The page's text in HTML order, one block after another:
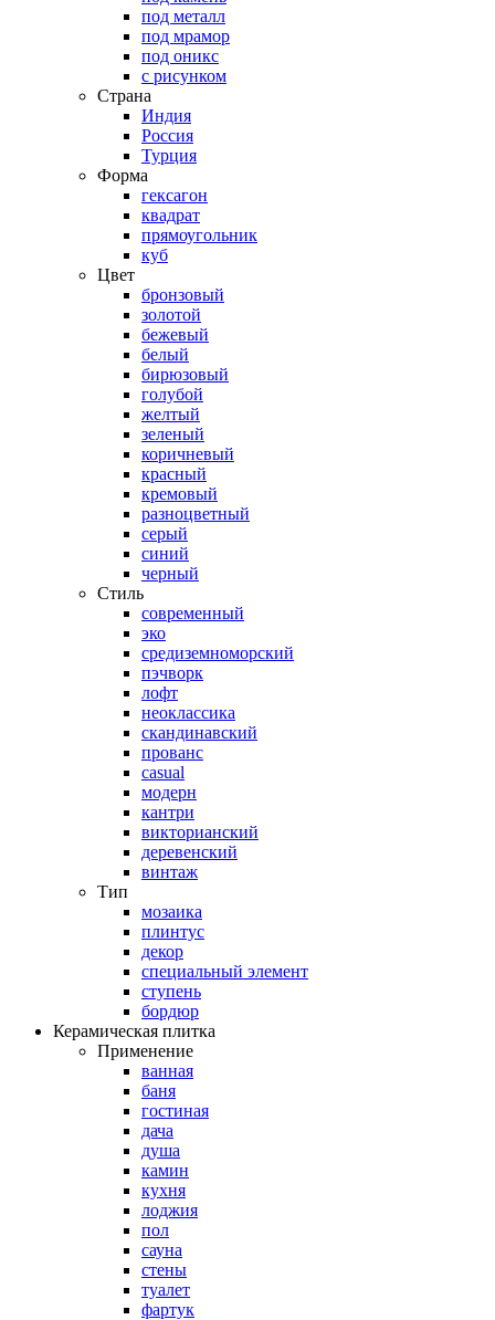
под металл
под мрамор
под оникс
с рисунком
Страна
Индия
Россия
Турция
Форма
гексагон
квадрат
прямоугольник
куб
Цвет
бронзовый
золотой
бежевый
белый
бирюзовый
голубой
желтый
зеленый
коричневый
красный
кремовый
разноцветный
серый
синий
черный
Стиль
современный
эко
средиземноморский
пэчворк
лофт
неоклассика
скандинавский
прованс
casual
модерн
кантри
викторианский
деревенский
винтаж
Тип
мозаика
плинтус
декор
специальный элемент
ступень
бордюр
Керамическая плитка
Применение
ванная
баня
гостиная
дача
душа
камин
кухня
лоджия
пол
сауна
стены
туалет
фартук